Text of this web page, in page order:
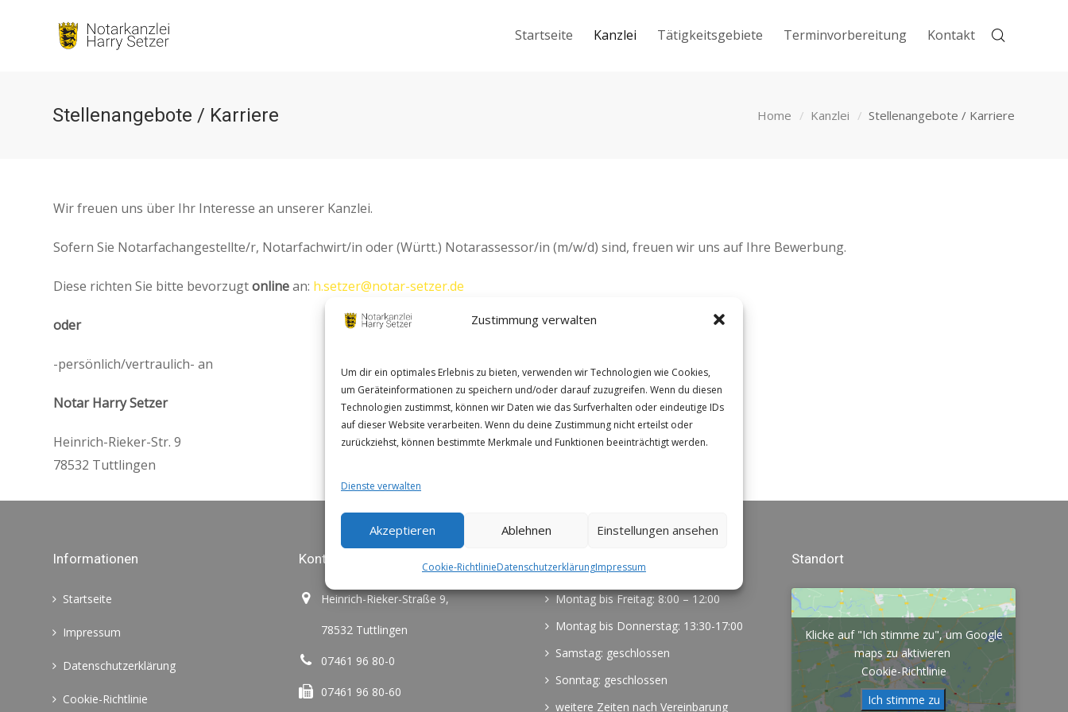
Zustimmung verwalten
Um dir ein optimales Erlebnis zu bieten, verwenden wir Technologien wie Cookies,
um Geräteinformationen zu speichern und/oder darauf zuzugreifen. Wenn du diesen
Technologien zustimmst, können wir Daten wie das Surfverhalten oder eindeutige IDs
auf dieser Website verarbeiten. Wenn du deine Zustimmung nicht erteilst oder
zurückziehst, können bestimmte Merkmale und Funktionen beeinträchtigt werden.
Dienste verwalten
Akzeptieren Ablehnen Einstellungen ansehen
Cookie-RichtlinieDatenschutzerklärungImpressum
Startseite Kanzlei Tätigkeitsgebiete Terminvorbereitung Kontakt
Stellenangebote / Karriere Home Kanzlei Stellenangebote / Karriere
Wir freuen uns über Ihr Interesse an unserer Kanzlei.
Sofern Sie Notarfachangestellte/r, Notarfachwirt/in oder (Württ.) Notarassessor/in (m/w/d) sind, freuen wir uns auf Ihre Bewerbung.
Diese richten Sie bitte bevorzugtonlinean: h.setzer@notar-setzer.de
oder
-persönlich/vertraulich- an
Notar Harry Setzer
Heinrich-Rieker-Str. 9
78532 Tuttlingen
Informationen
Startseite
Impressum
Datenschutzerklärung
Cookie-Richtlinie
Kontakt
Heinrich-Rieker-Straße 9,
78532 Tuttlingen
07461 96 80-0
07461 96 80-60
Kanzleizeiten
Montag bis Freitag: 8:00 – 12:00
Montag bis Donnerstag: 13:30-17:00
Samstag: geschlossen
Sonntag: geschlossen
weitere Zeiten nach Vereinbarung
Standort
Klicke auf "Ich stimme zu", um Google
maps zu aktivieren
Cookie-Richtlinie
Ich stimme zu